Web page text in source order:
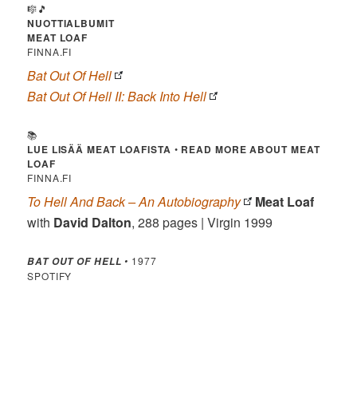
🎼🎵
NUOTTIALBUMIT
MEAT LOAF
FINNA.FI
Bat Out Of Hell
Bat Out Of Hell II: Back Into Hell
📚
LUE LISÄÄ MEAT LOAFISTA • READ MORE ABOUT MEAT
LOAF
FINNA.FI
To Hell And Back – An Autobiography
Meat Loaf
with David Dalton, 288 pages | Virgin 1999
BAT OUT OF HELL • 1977
SPOTIFY